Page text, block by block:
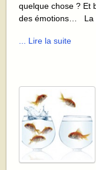
quelque chose ? Et
des émotions…
... Lire la suite